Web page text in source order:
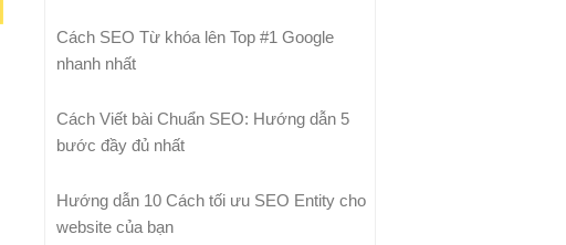
Cách SEO Từ khóa lên Top #1 Google
nhanh nhất
Cách Viết bài Chuẩn SEO: Hướng dẫn 5
bước đầy đủ nhất
Hướng dẫn 10 Cách tối ưu SEO Entity cho
website của bạn